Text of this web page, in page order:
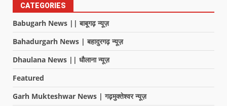
CATEGORIES
Babugarh News || बाबूगढ़ न्यूज़
Bahadurgarh News | बहादुरगढ़ न्यूज़
Dhaulana News || धौलाना न्यूज़
Featured
Garh Mukteshwar News | गढ़मुक्तेश्वर न्यूज़